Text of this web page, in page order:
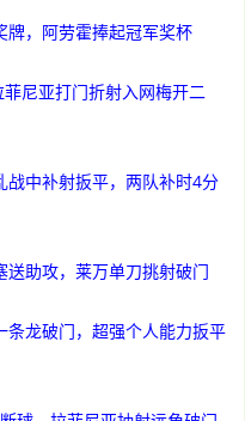
，阿劳霍捧起冠军奖杯
尼亚打门折射入网梅开二
中补射扳平，两队补时4分
助攻，莱万单刀挑射破门
龙破门，超强个人能力扳平